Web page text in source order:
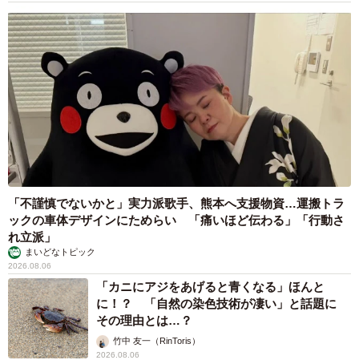
「不謹慎でないかと」実力派歌手、熊本へ支援物資…運搬トラ
ックの車体デザインにためらい 「痛いほど伝わる」「行動さ
れ立派」
まいどなトピック
2026.08.06
「カニにアジをあげると青くなる」ほんと
に！？ 「自然の染色技術が凄い」と話題に
その理由とは…？
竹中 友一（RinToris）
2026.08.06